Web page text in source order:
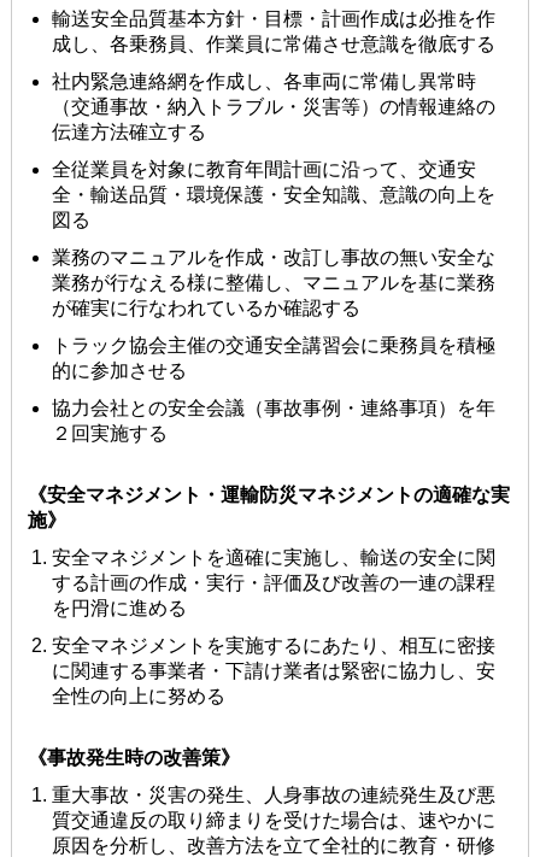
輸送安全品質基本⽅針・⽬標・計画作成は必推を作
成し、各乗務員、作業員に常備させ意識を徹底する
社内緊急連絡網を作成し、各⾞両に常備し異常時
（交通事故・納⼊トラブル・災害等）の情報連絡の
伝達⽅法確⽴する
全従業員を対象に教育年間計画に沿って、交通安
全・輸送品質・環境保護・安全知識、意識の向上を
図る
業務のマニュアルを作成・改訂し事故の無い安全な
業務が⾏なえる様に整備し、マニュアルを基に業務
が確実に⾏なわれているか確認する
トラック協会主催の交通安全講習会に乗務員を積極
的に参加させる
協⼒会社との安全会議（事故事例・連絡事項）を年
２回実施する
《安全マネジメント・運輸防災マネジメントの適確な実
施》
安全マネジメントを適確に実施し、輸送の安全に関
する計画の作成・実⾏・評価及び改善の⼀連の課程
を円滑に進める
安全マネジメントを実施するにあたり、相互に密接
に関連する事業者・下請け業者は緊密に協⼒し、安
全性の向上に努める
《事故発⽣時の改善策》
重⼤事故・災害の発⽣、⼈⾝事故の連続発⽣及び悪
質交通違反の取り締まりを受けた場合は、速やかに
原因を分析し、改善⽅法を⽴て全社的に教育・研修